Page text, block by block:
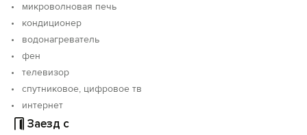
микроволновая печь
кондиционер
водонагреватель
фен
телевизор
спутниковое, цифровое тв
интернет
Заезд с